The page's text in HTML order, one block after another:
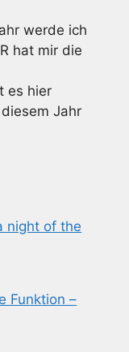
werde ich
hat mir die
es hier
Jahr
night of the
Funktion –